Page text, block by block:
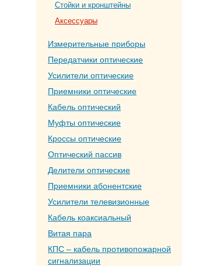
Стойки и кронштейны
Аксессуары
Измерительные приборы
Передатчики оптические
Усилители оптические
Приемники оптические
Кабель оптический
Муфты оптические
Кроссы оптические
Оптический пассив
Делители оптические
Приемники абонентские
Усилители телевизионные
Кабель коаксиальный
Витая пара
КПС – кабель противопожарной
сигнализации